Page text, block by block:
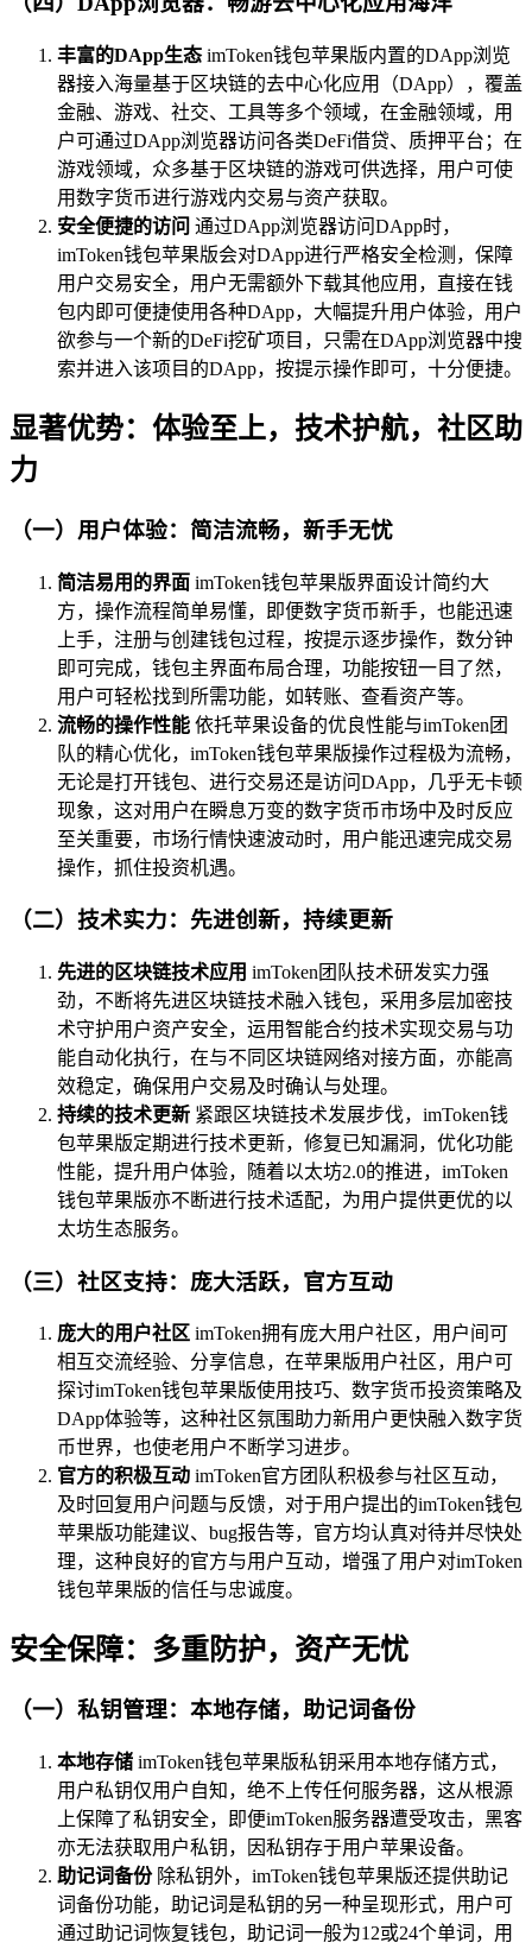
丰富的DApp生态 imToken钱包苹果版内置的DApp浏览
器接入海量基于区块链的去中心化应用（DApp），覆盖
金融、游戏、社交、工具等多个领域，在金融领域，用
户可通过DApp浏览器访问各类DeFi借贷、质押平台；在
游戏领域，众多基于区块链的游戏可供选择，用户可使
用数字货币进行游戏内交易与资产获取。
安全便捷的访问 通过DApp浏览器访问DApp时，
imToken钱包苹果版会对DApp进行严格安全检测，保障
用户交易安全，用户无需额外下载其他应用，直接在钱
包内即可便捷使用各种DApp，大幅提升用户体验，用户
欲参与一个新的DeFi挖矿项目，只需在DApp浏览器中搜
索并进入该项目的DApp，按提示操作即可，十分便捷。
显著优势：体验至上，技术护航，社区助
力
（一）用户体验：简洁流畅，新手无忧
简洁易用的界面 imToken钱包苹果版界面设计简约大
方，操作流程简单易懂，即便数字货币新手，也能迅速
上手，注册与创建钱包过程，按提示逐步操作，数分钟
即可完成，钱包主界面布局合理，功能按钮一目了然，
用户可轻松找到所需功能，如转账、查看资产等。
流畅的操作性能 依托苹果设备的优良性能与imToken团
队的精心优化，imToken钱包苹果版操作过程极为流畅，
无论是打开钱包、进行交易还是访问DApp，几乎无卡顿
现象，这对用户在瞬息万变的数字货币市场中及时反应
至关重要，市场行情快速波动时，用户能迅速完成交易
操作，抓住投资机遇。
（二）技术实力：先进创新，持续更新
先进的区块链技术应用 imToken团队技术研发实力强
劲，不断将先进区块链技术融入钱包，采用多层加密技
术守护用户资产安全，运用智能合约技术实现交易与功
能自动化执行，在与不同区块链网络对接方面，亦能高
效稳定，确保用户交易及时确认与处理。
持续的技术更新 紧跟区块链技术发展步伐，imToken钱
包苹果版定期进行技术更新，修复已知漏洞，优化功能
性能，提升用户体验，随着以太坊2.0的推进，imToken
钱包苹果版亦不断进行技术适配，为用户提供更优的以
太坊生态服务。
（三）社区支持：庞大活跃，官方互动
庞大的用户社区 imToken拥有庞大用户社区，用户间可
相互交流经验、分享信息，在苹果版用户社区，用户可
探讨imToken钱包苹果版使用技巧、数字货币投资策略及
DApp体验等，这种社区氛围助力新用户更快融入数字货
币世界，也使老用户不断学习进步。
官方的积极互动 imToken官方团队积极参与社区互动，
及时回复用户问题与反馈，对于用户提出的imToken钱包
苹果版功能建议、bug报告等，官方均认真对待并尽快处
理，这种良好的官方与用户互动，增强了用户对imToken
钱包苹果版的信任与忠诚度。
安全保障：多重防护，资产无忧
（一）私钥管理：本地存储，助记词备份
本地存储 imToken钱包苹果版私钥采用本地存储方式，
用户私钥仅用户自知，绝不上传任何服务器，这从根源
上保障了私钥安全，即便imToken服务器遭受攻击，黑客
亦无法获取用户私钥，因私钥存于用户苹果设备。
助记词备份除私钥外，imToken钱包苹果版还提供助记
词备份功能，助记词是私钥的另一种呈现形式，用户可
通过助记词恢复钱包，助记词一般为12或24个单词，用